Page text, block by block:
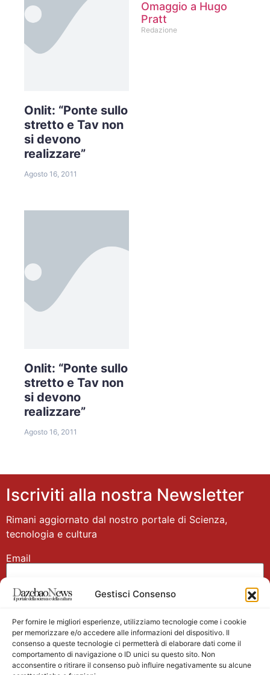
Gestisci Consenso
Per fornire le migliori esperienze, utilizziamo tecnologie come i cookie
per memorizzare e/o accedere alle informazioni del dispositivo. Il
consenso a queste tecnologie ci permetterà di elaborare dati come il
comportamento di navigazione o ID unici su questo sito. Non
acconsentire o ritirare il consenso può influire negativamente su alcune
Onlit: “Ponte sullo
stretto e Tav non
si devono
realizzare”
Agosto 16, 2011
Onlit: “Ponte sullo
stretto e Tav non
si devono
realizzare”
Agosto 16, 2011
Omaggio a Hugo
Pratt
Redazione
Iscriviti alla nostra Newsletter
Rimani aggiornato dal nostro portale di Scienza,
tecnologia e cultura
Email
Nome